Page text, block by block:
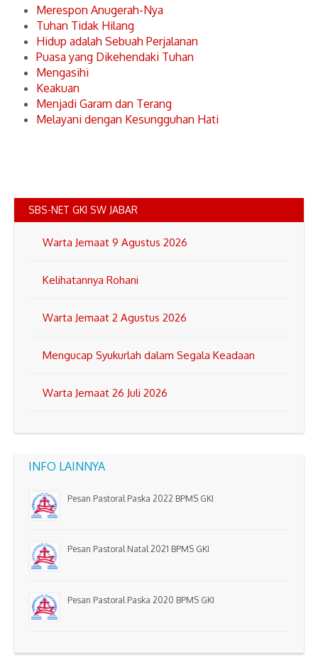
Merespon Anugerah-Nya
Tuhan Tidak Hilang
Hidup adalah Sebuah Perjalanan
Puasa yang Dikehendaki Tuhan
Mengasihi
Keakuan
Menjadi Garam dan Terang
Melayani dengan Kesungguhan Hati
SBS-NET GKI SW JABAR
Warta Jemaat 9 Agustus 2026
Kelihatannya Rohani
Warta Jemaat 2 Agustus 2026
Mengucap Syukurlah dalam Segala Keadaan
Warta Jemaat 26 Juli 2026
INFO LAINNYA
Pesan Pastoral Paska 2022 BPMS GKI
Pesan Pastoral Natal 2021 BPMS GKI
Pesan Pastoral Paska 2020 BPMS GKI